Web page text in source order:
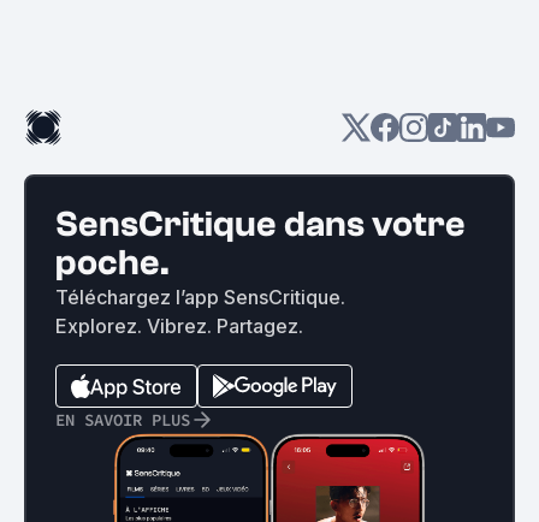
SensCritique dans votre
poche.
Téléchargez l’app SensCritique.
Explorez. Vibrez. Partagez.
EN SAVOIR PLUS